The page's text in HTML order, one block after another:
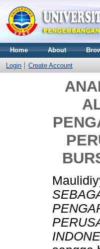
Home About
Login Create Account